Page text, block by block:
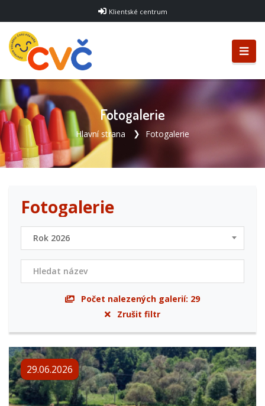
Klientské centrum
Fotogalerie
Hlavní strana Fotogalerie
Fotogalerie
Rok 2026
Počet nalezených galerií: 29
Zrušit filtr
29.06.2026